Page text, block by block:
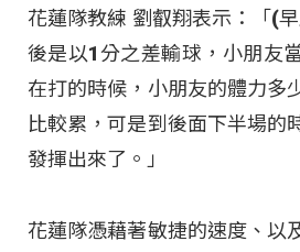
花蓮隊教練 劉叡翔表示：「(
後是以1分之差輸球，小朋友
在打的時候，小朋友的體力多
比較累，可是到後面下半場的
發揮出來了。」
花蓮隊憑藉著敏捷的速度、以